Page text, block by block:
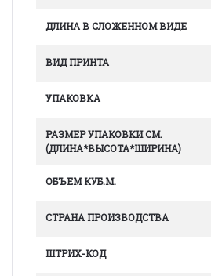
ДЛИНА В СЛОЖЕННОМ ВИДЕ
ВИД ПРИНТА
УПАКОВКА
РАЗМЕР УПАКОВКИ СМ.
(ДЛИНА*ВЫСОТА*ШИРИНА)
ОБЪЕМ КУБ.М.
СТРАНА ПРОИЗВОДСТВА
ШТРИХ-КОД